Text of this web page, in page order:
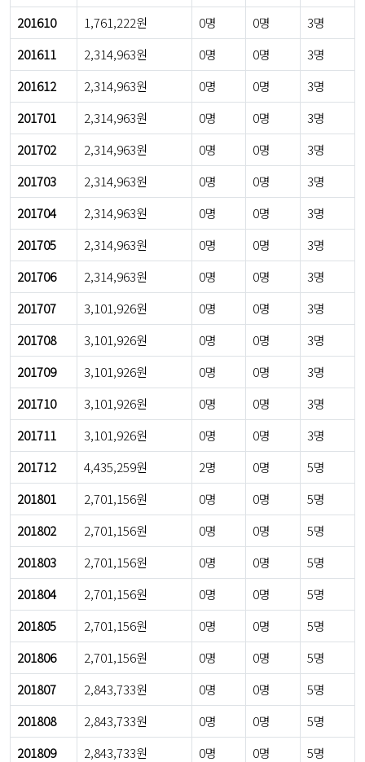
201610
1,761,222원 0명 0명
3명
201611
2,314,963원 0명 0명
3명
201612
2,314,963원 0명 0명
3명
201701
2,314,963원 0명 0명
3명
201702
2,314,963원 0명 0명
3명
201703
2,314,963원 0명 0명
3명
201704
2,314,963원 0명 0명
3명
201705
2,314,963원 0명 0명
3명
201706
2,314,963원 0명 0명
3명
201707
3,101,926원 0명 0명
3명
201708
3,101,926원 0명 0명
3명
201709
3,101,926원 0명 0명
3명
201710
3,101,926원 0명 0명
3명
201711
3,101,926원 0명 0명
3명
201712
4,435,259원 2명 0명
5명
201801
2,701,156원 0명 0명
5명
201802
2,701,156원 0명 0명
5명
201803
2,701,156원 0명 0명
5명
201804
2,701,156원 0명 0명
5명
201805
2,701,156원 0명 0명
5명
201806
2,701,156원 0명 0명
5명
201807
2,843,733원 0명 0명
5명
201808
2,843,733원 0명 0명
5명
201809
2,843,733원 0명 0명
5명